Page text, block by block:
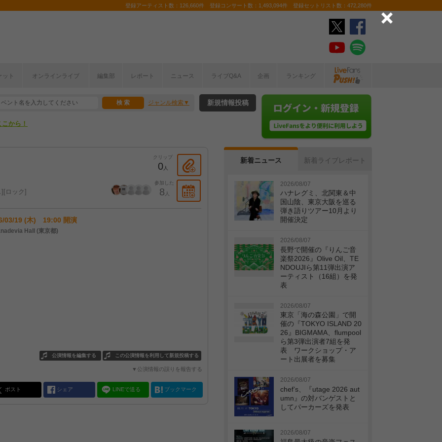
登録アーティスト数：126,660件 登録コンサート数：1,493,094件 登録セットリスト数：472,280件
ット オンラインライブ 編集部 レポート ニュース ライブQ&A 企画 ランキング
ジャンル検索
半期編発表！
から！
新規情報投稿
クリップ
0人
参加した
8 人
ロック
03/19 (木) 19:00 開演
Hall (東京都)
この公演情報を利用して新規投稿する
公演情報を編集する
▼公演情報の誤りを報告する
ポスト シェア LINEで送る ブックマーク
新着ニュース 新着ライブレポート
2026/08/07
ハナレグミ、北関東＆中
国山陰、東京大阪を巡る
弾き語りツアー10月より
開催決定
2026/08/07
長野で開催の『りんご音
楽祭2026』Olive Oil、TE
NDOUJIら第11弾出演ア
ーティスト（16組）を発
表
2026/08/07
東京「海の森公園」で開
催の『TOKYO ISLAND 20
26』BIGMAMA、flumpool
ら第3弾出演者7組を発
表 ワークショップ・ア
ート出展者を募集
2026/08/07
chef’s、『utage 2026 aut
umn』の対バンゲストと
してパーカーズを発表
2026/08/07